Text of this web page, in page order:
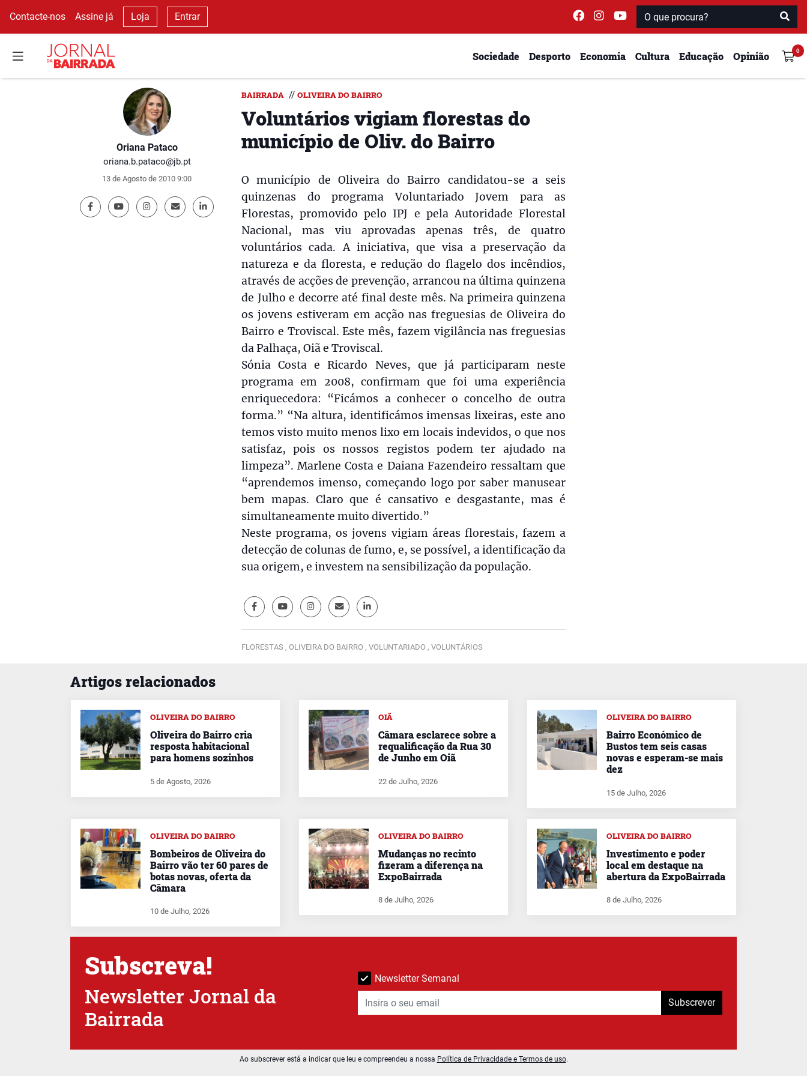
Contacte-nos Assine já Loja Entrar
Sociedade Desporto Economia Cultura Educação Opinião
Oriana Pataco
oriana.b.pataco@jb.pt
13 de Agosto de 2010 9:00
BAIRRADA // OLIVEIRA DO BAIRRO
Voluntários vigiam florestas do
município de Oliv. do Bairro
O município de Oliveira do Bairro candidatou-se a seis
quinzenas do programa Voluntariado Jovem para as
Florestas, promovido pelo IPJ e pela Autoridade Florestal
Nacional, mas viu aprovadas apenas três, de quatro
voluntários cada. A iniciativa, que visa a preservação da
natureza e da floresta, e redução do flagelo dos incêndios,
através de acções de prevenção, arrancou na última quinzena
de Julho e decorre até final deste mês. Na primeira quinzena
os jovens estiveram em acção nas freguesias de Oliveira do
Bairro e Troviscal. Este mês, fazem vigilância nas freguesias
da Palhaça, Oiã e Troviscal.
Sónia Costa e Ricardo Neves, que já participaram neste
programa em 2008, confirmam que foi uma experiência
enriquecedora: “Ficámos a conhecer o concelho de outra
forma.” “Na altura, identificámos imensas lixeiras, este ano
temos visto muito menos lixo em locais indevidos, o que nos
satisfaz, pois os nossos registos podem ter ajudado na
limpeza”. Marlene Costa e Daiana Fazendeiro ressaltam que
“aprendemos imenso, começando logo por saber manusear
bem mapas. Claro que é cansativo e desgastante, mas é
simultaneamente muito divertido.”
Neste programa, os jovens vigiam áreas florestais, fazem a
detecção de colunas de fumo, e, se possível, a identificação da
sua origem, e investem na sensibilização da população.
FLORESTAS , OLIVEIRA DO BAIRRO , VOLUNTARIADO , VOLUNTÁRIOS
Artigos relacionados
OLIVEIRA DO BAIRRO
Oliveira do Bairro cria
resposta habitacional
para homens sozinhos
5 de Agosto, 2026
OIÃ
Câmara esclarece sobre a
requalificação da Rua 30
de Junho em Oiã
22 de Julho, 2026
OLIVEIRA DO BAIRRO
Bairro Económico de
Bustos tem seis casas
novas e esperam-se mais
dez
15 de Julho, 2026
OLIVEIRA DO BAIRRO
Bombeiros de Oliveira do
Bairro vão ter 60 pares de
botas novas, oferta da
Câmara
10 de Julho, 2026
OLIVEIRA DO BAIRRO
Mudanças no recinto
fizeram a diferença na
ExpoBairrada
8 de Julho, 2026
OLIVEIRA DO BAIRRO
Investimento e poder
local em destaque na
abertura da ExpoBairrada
8 de Julho, 2026
Subscreva!
Newsletter Jornal da
Bairrada
Newsletter Semanal
Subscrever
Ao subscrever está a indicar que leu e compreendeu a nossa Política de Privacidade e Termos de uso.